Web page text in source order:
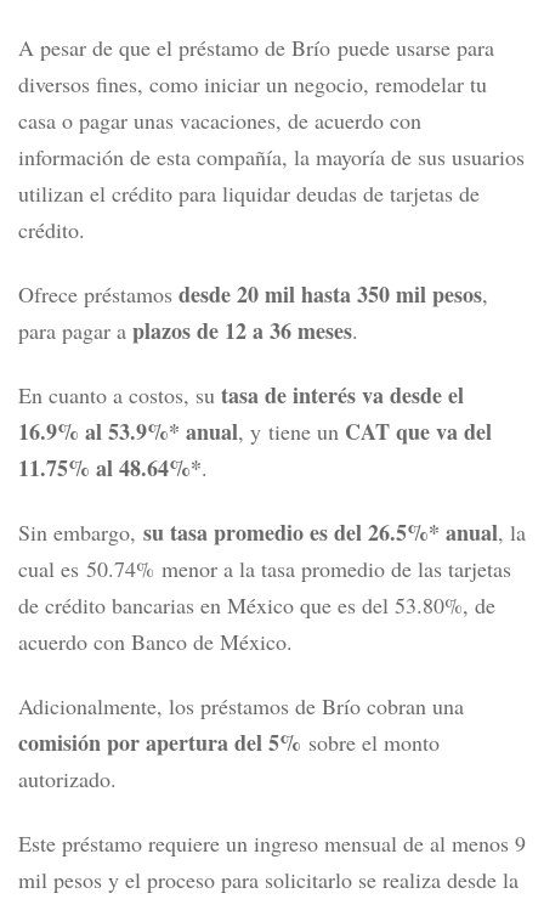
A pesar de que el préstamo de Brío puede usarse para
diversos fines, como iniciar un negocio, remodelar tu
casa o pagar unas vacaciones, de acuerdo con
información de esta compañía, la mayoría de sus usuarios
utilizan el crédito para liquidar deudas de tarjetas de
crédito.
Ofrece préstamos desde 20 mil hasta 350 mil pesos,
para pagar a plazos de 12 a 36 meses.
En cuanto a costos, su tasa de interés va desde el
16.9% al 53.9%* anual, y tiene un CAT que va del
11.75% al 48.64%*.
Sin embargo, su tasa promedio es del 26.5%* anual, la
cual es 50.74% menor a la tasa promedio de las tarjetas
de crédito bancarias en México que es del 53.80%, de
acuerdo con Banco de México.
Adicionalmente, los préstamos de Brío cobran una
comisión por apertura del 5% sobre el monto
autorizado.
Este préstamo requiere un ingreso mensual de al menos 9
mil pesos y el proceso para solicitarlo se realiza desde la